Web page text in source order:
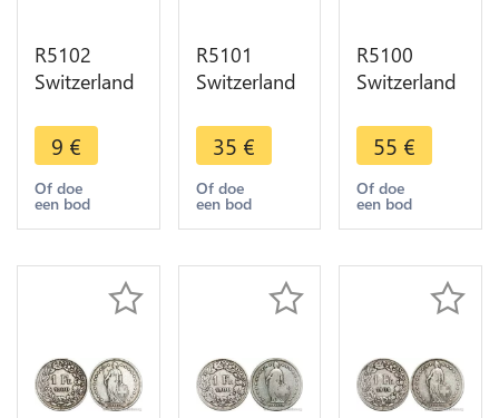
R5102
Switzerland
Helvetia
1899 B
Berne Silver
-> Make
9 €
Of doe
een bod
R5101
Switzerland
Helvetia
1899 B
Berne Silver
-> Make
35 €
Of doe
een bod
R5100
Switzerland
Helvetia
1900 B
Berne Silver
Quality !! ->
55 €
Of doe
een bod